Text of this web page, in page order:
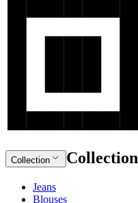
Collection Collection
Jeans
Blouses